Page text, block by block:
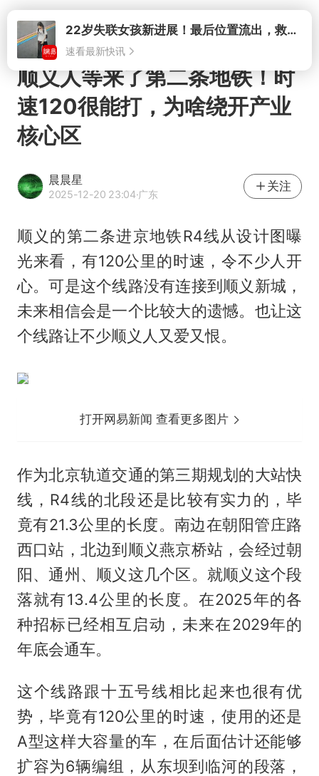
打开22岁失联女孩新进展！最后位置流出，救援队再曝两大噩耗母亲崩溃
速看最新快讯
顺义人等来了第二条地铁！时
速120很能打，为啥绕开产业
核心区
晨晨星
2025-12-20 23:04·广东
关注
顺义的第二条进京地铁R4线从设计图曝
光来看，有120公里的时速，令不少人开
心。可是这个线路没有连接到顺义新城，
未来相信会是一个比较大的遗憾。也让这
个线路让不少顺义人又爱又恨。
打开网易新闻 查看更多图片
作为北京轨道交通的第三期规划的大站快
线，R4线的北段还是比较有实力的，毕
竟有21.3公里的长度。南边在朝阳管庄路
西口站，北边到顺义燕京桥站，会经过朝
阳、通州、顺义这几个区。就顺义这个段
落就有13.4公里的长度。在2025年的各
种招标已经相互启动，未来在2029年的
年底会通车。
这个线路跟十五号线相比起来也很有优
势，毕竟有120公里的时速，使用的还是
A型这样大容量的车，在后面估计还能够
扩容为6辆编组，从东坝到临河的段落，